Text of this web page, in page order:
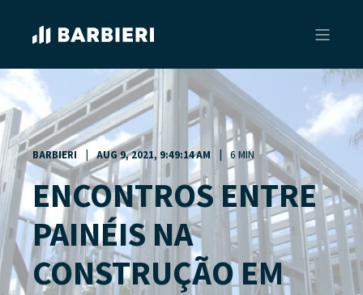
BARBIERI AUG 9, 2021, 9:49:14 AM 6 MIN
ENCONTROS ENTRE
PAINÉIS NA
CONSTRUÇÃO EM